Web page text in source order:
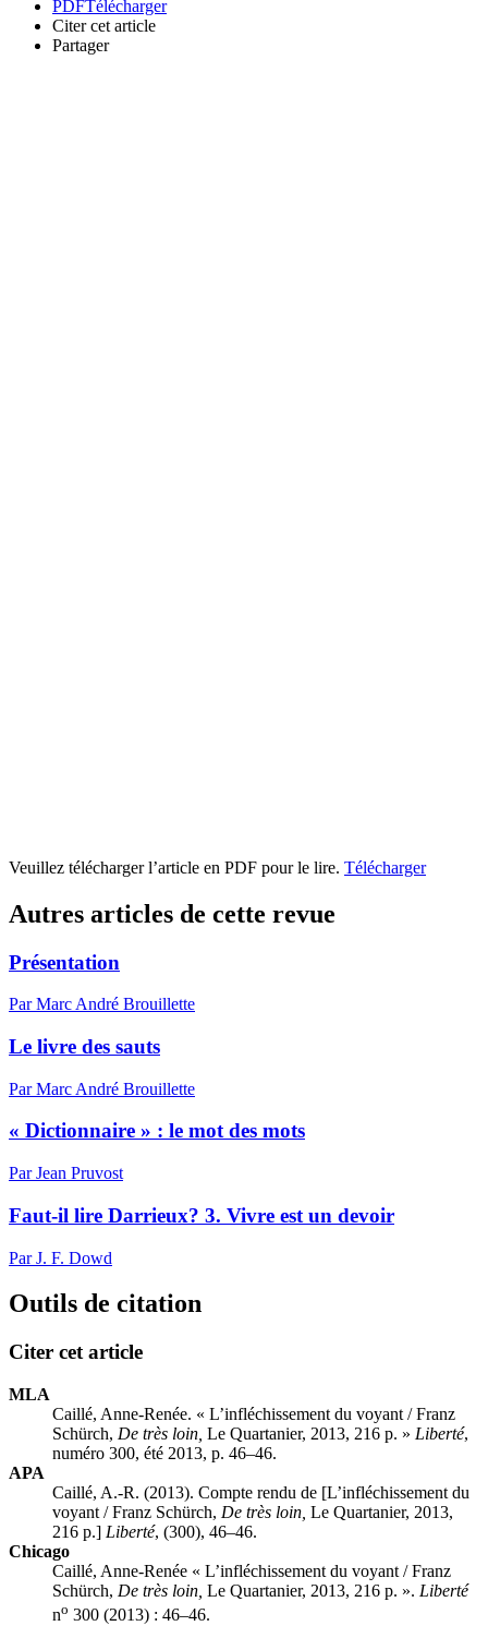
PDFTélécharger
Citer cet article
Partager
Veuillez télécharger l’article en PDF pour le lire. Télécharger
Autres articles de cette revue
Présentation
Par Marc André Brouillette
Le livre des sauts
Par Marc André Brouillette
« Dictionnaire » : le mot des mots
Par Jean Pruvost
Faut-il lire Darrieux? 3. Vivre est un devoir
Par J. F. Dowd
Outils de citation
Citer cet article
MLA
Caillé, Anne-Renée. « L’infléchissement du voyant /Franz
Schürch, De très loin, Le Quartanier, 2013, 216 p. » Liberté,
numéro 300, été 2013, p. 46–46.
APA
Caillé, A.-R. (2013). Compte rendu de [L’infléchissement du
voyant /Franz Schürch, De très loin, Le Quartanier, 2013,
216 p.] Liberté, (300), 46–46.
Chicago
Caillé, Anne-Renée « L’infléchissement du voyant /Franz
Schürch, De très loin, Le Quartanier, 2013, 216 p. ». Liberté
no 300 (2013) : 46–46.